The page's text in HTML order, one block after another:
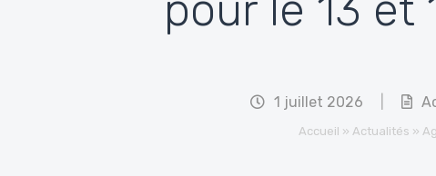
1 juillet 2026
Accueil » Actualités »